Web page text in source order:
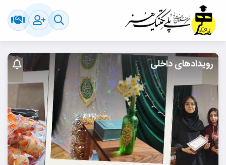
رویدادهای داخلی